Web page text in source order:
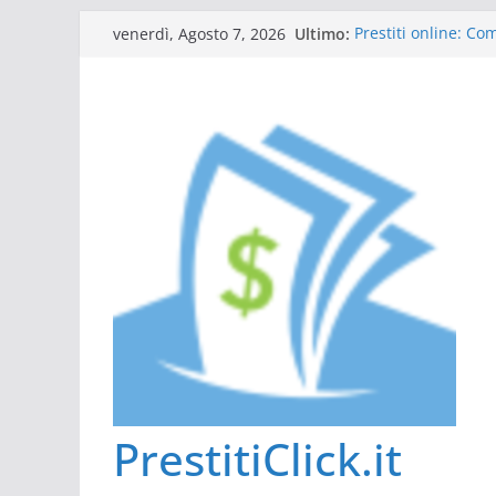
Saltavenerdì, Agosto 7, 2026 Ultimo: Prestiti online:
PrestitiClick.it